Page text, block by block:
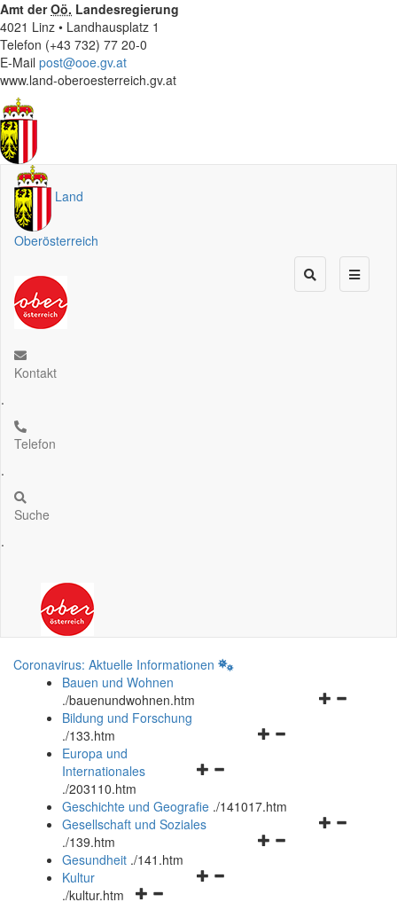
Amt derOö. Landesregierung
4021 Linz • Landhausplatz 1
Telefon (+43 732) 77 20-0
E-Mail post@ooe.gv.at
www.land-oberoesterreich.gv.at
Land
Oberösterreich
Kontakt
.
Telefon
.
Suche
.
Coronavirus: Aktuelle Informationen
Bauen und Wohnen
./bauenundwohnen.htm
Navigationsmenü
Bildung und Forschung
./133.htm
Navigationsmenü
und
schließen
Europa und
Internationales
./203110.htm
Geschichte und Geografie ./141017.htm
Navigationsmenü
Gesellschaft und Soziales
./139.htm
Navigationsmenü
Gesundheit ./141.htm
Navigationsmenü
Kultur
./kultur.htm